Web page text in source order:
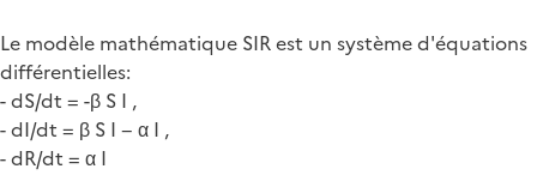
Le modèle mathématique SIR est un système d'équations
différentielles:
- dS/dt = -β S I ,
- dI/dt = β S I − α I ,
- dR/dt = α I